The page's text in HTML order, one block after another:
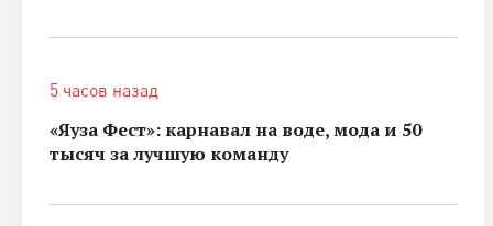
5 часов назад
«Яуза Фест»: карнавал на воде, мода и 50
тысяч за лучшую команду